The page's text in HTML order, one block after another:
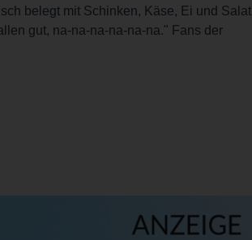
belegt mit Schinken, Käse, Ei und Salat
gut, na-na-na-na-na-na." Fans der